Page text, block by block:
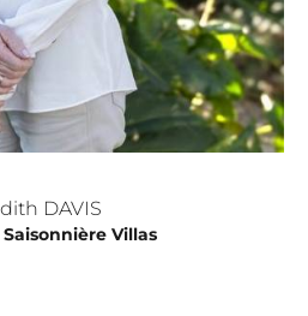
DAVIS
Villas